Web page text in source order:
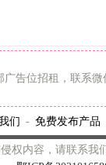
广告位招租，联系微
们 - 免费发布产品
权内容，请联系我